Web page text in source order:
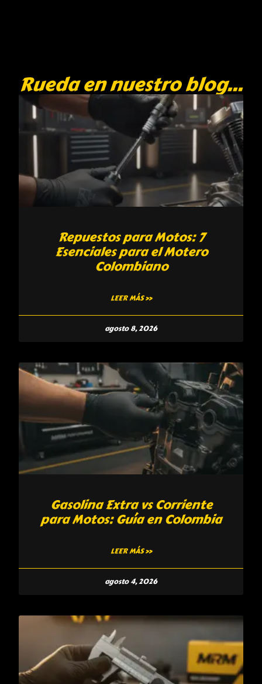
Rueda en nuestro blog...
Repuestos para Motos: 7
Esenciales para el Motero
Colombiano
LEER MÁS »
agosto 8, 2026
Gasolina Extra vs Corriente
para Motos: Guía en Colombia
LEER MÁS »
agosto 4, 2026